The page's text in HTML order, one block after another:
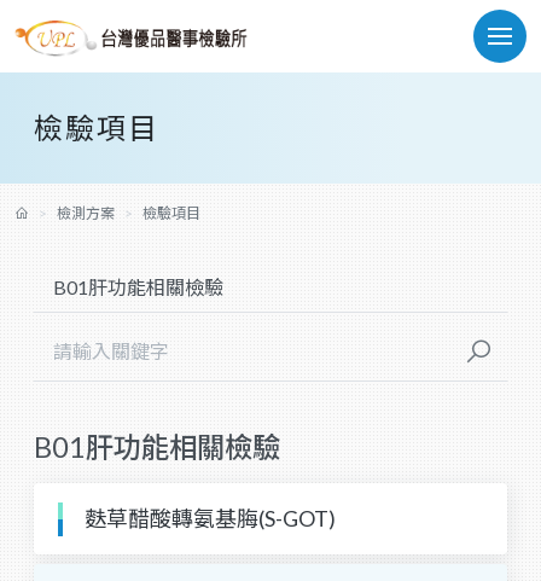
檢驗項目
檢測方案 檢驗項目
B01肝功能相關檢驗
麩草醋酸轉氨基脢(S-GOT)